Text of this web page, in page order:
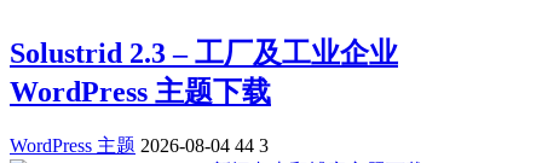
Solustrid 2.3 – 工厂及工业企业
WordPress 主题下载
WordPress 主题 2026-08-04 44 3